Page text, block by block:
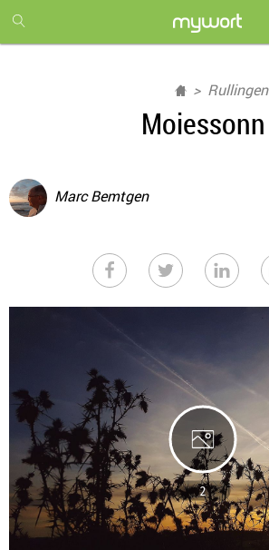
month
free
Rullingen
Moiessonn
Marc Bemtgen
2